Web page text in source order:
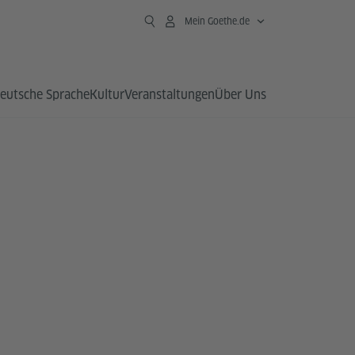
Mein Goethe.de
SpracheKulturVeranstaltungenÜber Uns